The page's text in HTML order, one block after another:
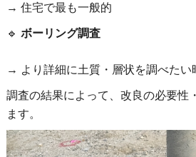
→ 住宅で最も一般的
🔹 ボーリング調査
→ より詳細に土質・層状を調べたい
調査の結果によって、改良の必要性
ます。